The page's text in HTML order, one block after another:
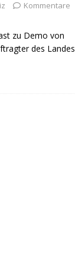
Kommentare
zu Demo von
des Landes